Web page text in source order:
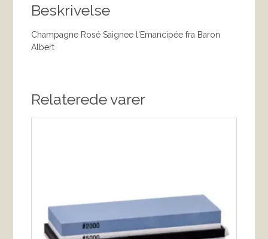
Beskrivelse
Champagne Rosé Saignee l'Emancipée fra Baron
Albert
Relaterede varer